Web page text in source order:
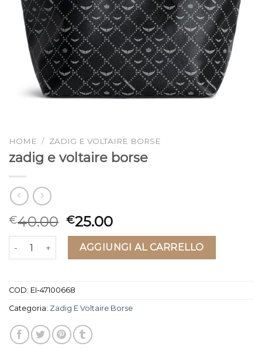
HOME / ZADIG E VOLTAIRE BORSE
zadig e voltaire borse
€40.00 €25.00
zadig e voltaire borse quantitàAGGIUNGI AL CARRELLO
COD: EI-47100668
Categoria: Zadig E Voltaire Borse